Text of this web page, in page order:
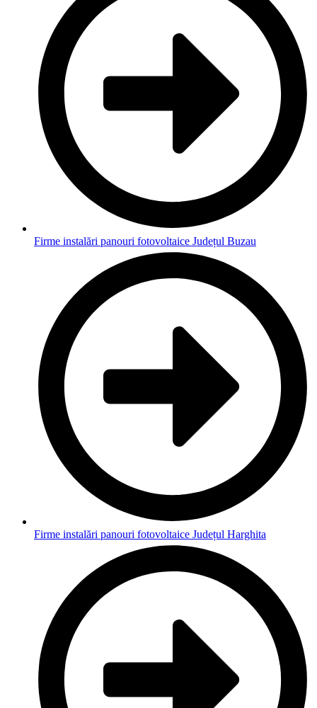
Firme instalări panouri fotovoltaice Județul Buzau
Firme instalări panouri fotovoltaice Județul Harghita